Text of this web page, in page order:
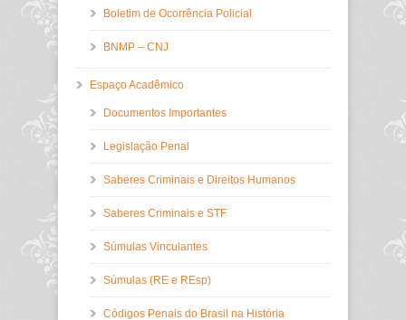
Boletim de Ocorrência Policial
BNMP – CNJ
Espaço Acadêmico
Documentos Importantes
Legislação Penal
Saberes Criminais e Direitos Humanos
Saberes Criminais e STF
Súmulas Vinculantes
Súmulas (RE e REsp)
Códigos Penais do Brasil na História